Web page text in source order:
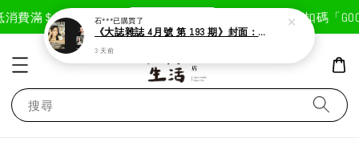
費滿＄1800免運費 現在去購物！ 首次註冊輸入折扣碼「
搜尋
石***已購買了
《大誌雜誌 4月號 第 193 期》封面：Solar 頌樂
3 天前